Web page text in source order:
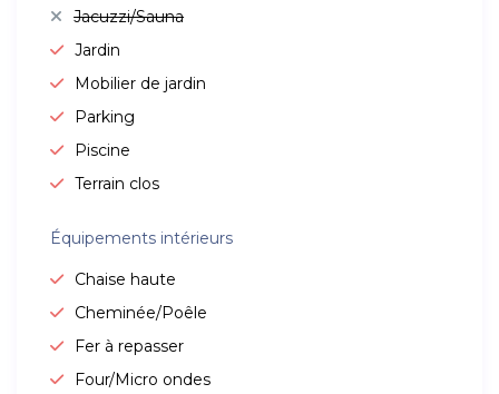
Jacuzzi/Sauna
Jardin
Mobilier de jardin
Parking
Piscine
Terrain clos
Équipements intérieurs
Chaise haute
Cheminée/Poêle
Fer à repasser
Four/Micro ondes